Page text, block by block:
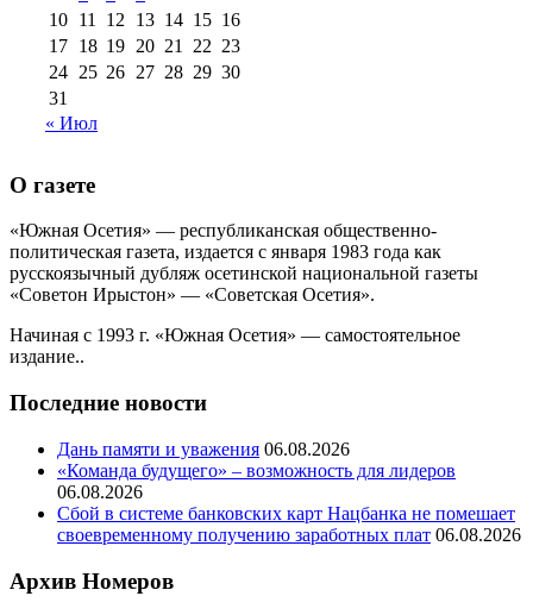
10 11 12 13 14 15 16
17 18 19 20 21 22 23
24 25 26 27 28 29 30
31
« Июл
О газете
«Южная Осетия» — республиканская общественно-
политическая газета, издается с января 1983 года как
русскоязычный дубляж осетинской национальной газеты
«Советон Ирыстон» — «Советская Осетия».
Начиная с 1993 г. «Южная Осетия» — самостоятельное
издание..
Последние новости
Дань памяти и уважения 06.08.2026
«Команда будущего» – возможность для лидеров
06.08.2026
Сбой в системе банковских карт Нацбанка не помешает
своевременному получению заработных плат 06.08.2026
Архив Номеров